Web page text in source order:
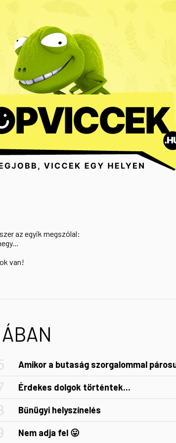
az egyik megszólal:
van!
Amikor a butaság szorgalommal
Érdekes dolgok történtek...
Bűnügyi helyszínelés
Nem adja fel 😛